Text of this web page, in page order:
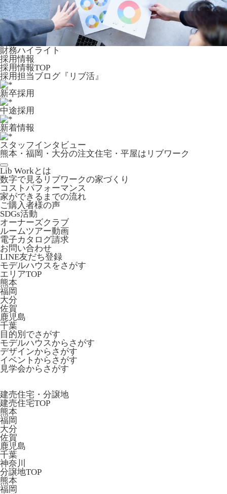
財務ハイライト
採用情報
採用情報TOP
採用担当ブログ『リブ活』
新卒採用
中途採用
新着情報
スタッフインタビュー
熊本・福岡・大分の注文住宅・平屋はリブワーク
Lib Workとは
数字で見るリブワークの家づくり
コストパフォーマンス
家ができるまでの流れ
ご購入者様の声
SDGs活動
オーナーズクラブ
ルームツアー動画
電子カタログ請求
お問い合わせ
LINE友だち登録
モデルハウスをさがす
エリアTOP
熊本
福岡
大分
佐賀
鹿児島
千葉
目的別でさがす
モデルハウスからさがす
デザインからさがす
イベントからさがす
見学会からさがす
建売住宅・分譲地
建売住宅TOP
熊本
福岡
大分
佐賀
鹿児島
千葉
神奈川
分譲地TOP
熊本
福岡